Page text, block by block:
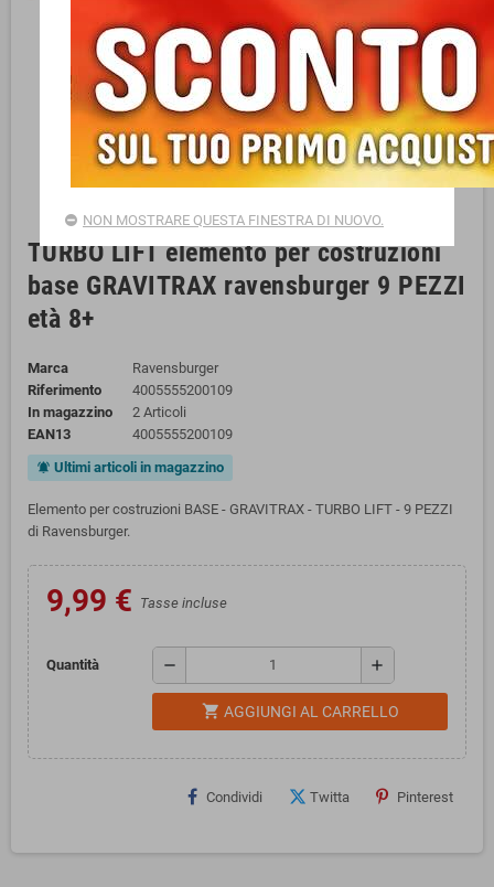
TURBO LIFT elemento per costruzioni
base GRAVITRAX ravensburger 9 PEZZI
età 8+
Marca
Ravensburger
Riferimento
4005555200109
In magazzino
2 Articoli
EAN13
4005555200109
notifications_active Ultimi articoli in magazzino
Elemento per costruzioni BASE - GRAVITRAX - TURBO LIFT - 9 PEZZI
di Ravensburger.
9,99 € Tasse incluse
Quantità remove add
shopping_cart AGGIUNGI AL CARRELLO
Condividi Twitta Pinterest
NON MOSTRARE QUESTA FINESTRA DI NUOVO.